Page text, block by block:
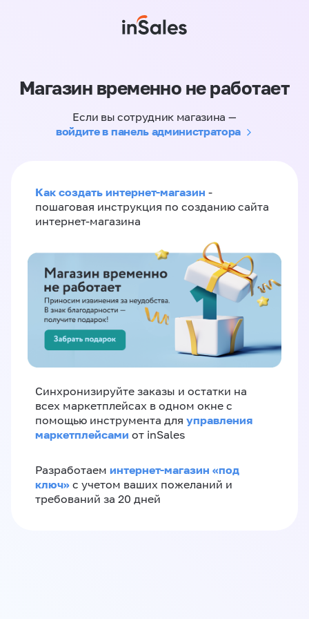
Магазин временно не работает
Если вы сотрудник магазина —
войдите в панель администратора
Как создать интернет-магазин -
пошаговая инструкция по созданию сайта
интернет-магазина
Синхронизируйте заказы и остатки на
всех маркетплейсах в одном окне с
помощью инструмента для управления
маркетплейсами от inSales
Разработаем интернет-магазин «‎под
ключ»‎ с учетом ваших пожеланий и
требований за 20 дней